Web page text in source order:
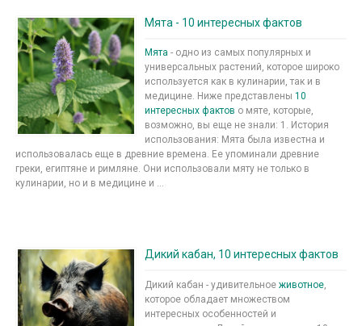
Мята - 10 интересных фактов
Мята - одно из самых популярных и
универсальных растений, которое широко
используется как в кулинарии, так и в
медицине. Ниже представлены 10
интересных фактов о мяте, которые,
возможно, вы еще не знали: 1. История
использования: Мята была известна и
использовалась еще в древние времена. Ее упоминали древние
греки, египтяне и римляне. Они использовали мяту не только в
кулинарии, но и в медицине и ...
Дикий кабан, 10 интересных фактов
Дикий кабан - удивительное животное
которое обладает множеством
интересных особенностей и